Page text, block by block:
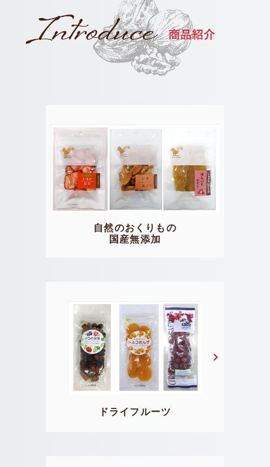
自然のおくりもの
国産無添加
ドライフルーツ